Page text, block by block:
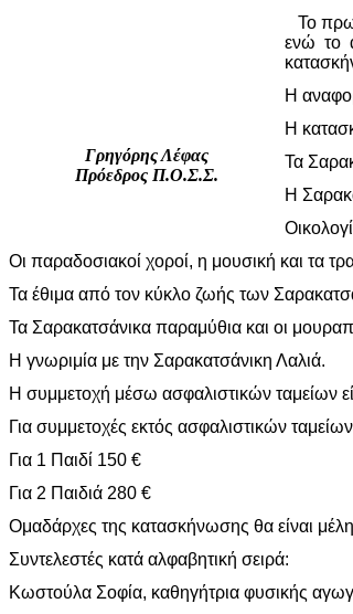
Γρηγόρης Λέφας
Πρόεδρος Π.Ο.Σ.Σ.
Το
ενώ το
Η
Η
Τα
Η
Οι παραδοσιακοί χοροί, η μουσική και τα
Τα έθιμα από τον κύκλο ζωής των
Τα Σαρακατσάνικα παραμύθια και οι
Η γνωριμία με την Σαρακατσάνικη Λαλιά.
Η συμμετοχή μέσω ασφαλιστικών ταμείων
Για συμμετοχές εκτός ασφαλιστικών
Για 1 Παιδί 150 €
Για 2 Παιδιά 280 €
Ομαδάρχες της κατασκήνωσης θα είναι
Συντελεστές κατά αλφαβητική σειρά:
Κωστούλα Σοφία, καθηγήτρια φυσικής